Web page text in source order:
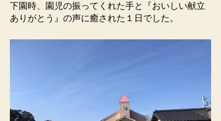
下園時、園児の振ってくれた手と『おいしい献立
ありがとう』の声に癒された１日でした。